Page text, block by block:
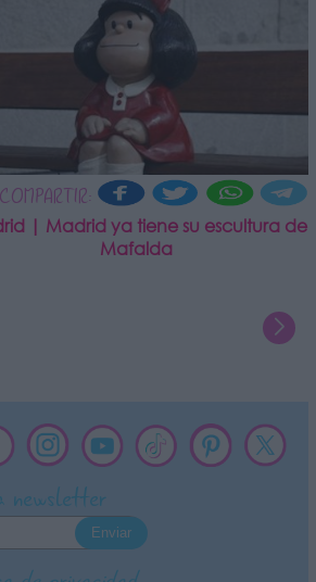
COMPARTIR:
| Madrid ya tiene su escultura de
Mafalda
newsletter